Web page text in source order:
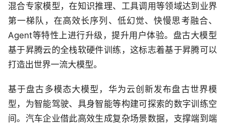
混合专家模型，在知识推理、工具调用等领域达到业界
第一梯队，在高效长序列、低幻觉、快慢思考融合、
Agent等特性上进行升级，提升用户体验。盘古大模型
基于昇腾云的全栈软硬件训练，这标志着基于昇腾可以
打造出世界一流大模型。
基于盘古多模态大模型，华为云创新发布盘古世界模
型，为智能驾驶、具身智能等构建可探索的数字训练空
间。汽车企业借此高效生成复杂场景数据，支撑端到端